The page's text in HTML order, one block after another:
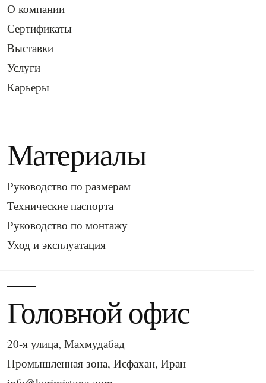
О компании
Сертификаты
Выставки
Услуги
Карьеры
Материалы
Руководство по размерам
Технические паспорта
Руководство по монтажу
Уход и эксплуатация
Головной офис
20-я улица, Махмудабад
Промышленная зона, Исфахан, Иран